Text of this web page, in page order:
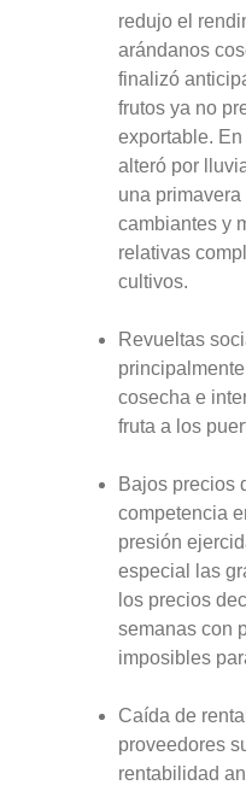
redujo el
arándanos
finalizó
frutos ya no
exportable.
alteró por
una
cambiantes y
relativas
cultivos.
Revueltas
cosecha e
fruta a los
Bajos precios
competencia
presión
especial las
los precios
semanas con
imposibles
Caída de
proveedores
rentabilidad